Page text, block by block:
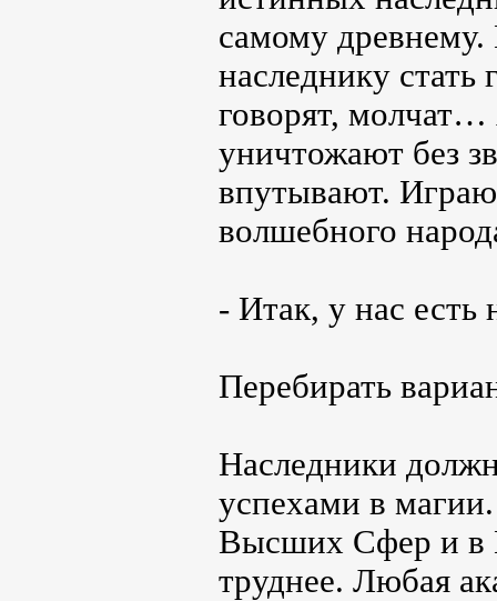
самому древнему.
наследнику
говорят,
уничтожают без
впутывают.
волшебного
- Итак, у нас есть
Перебирать
Наследники
успехами в
Высших Сфер и в
труднее. Любая